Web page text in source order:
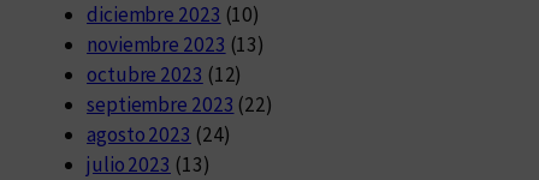
diciembre 2023 (10)
noviembre 2023 (13)
octubre 2023 (12)
septiembre 2023 (22)
agosto 2023 (24)
julio 2023 (13)